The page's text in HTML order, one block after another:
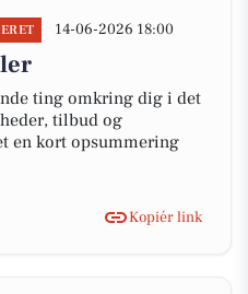
14-06-2026 18:00
ting omkring dig i det
tilbud og
en kort opsummering
Kopiér link